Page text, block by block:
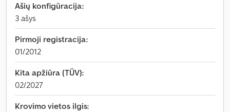
Ašių konfigūracija:
3 ašys
Pirmoji registracija:
01/2012
Kita apžiūra (TÜV):
02/2027
Krovimo vietos ilgis: